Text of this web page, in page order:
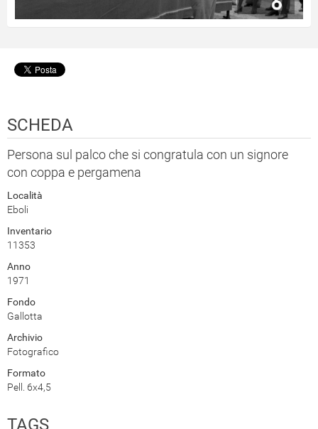
SCHEDA
Persona sul palco che si congratula con un signore
con coppa e pergamena
Località
Eboli
Inventario
11353
Anno
1971
Fondo
Gallotta
Archivio
Fotografico
Formato
Pell. 6x4,5
TAGS